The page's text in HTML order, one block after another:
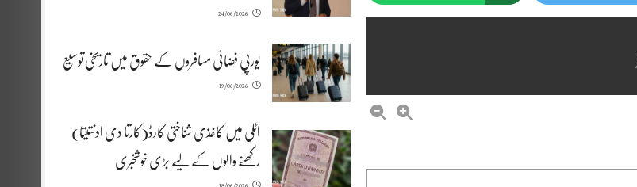
24/06/2026
یورپی فضائی مسافروں کے حقوق میں تاریخی توسیع
19/06/2026
اٹلی میں کاغذی شناختی کارڈ(کارتا دی ادنتیتا)
رکھنے والوں کے لیے بڑی خوشخبری